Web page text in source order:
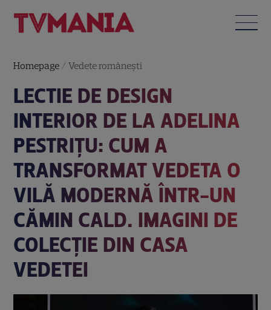
Homepage /Vedete româneşti
LECTIE DE DESIGN
INTERIOR DE LA ADELINA
PESTRIȚU: CUM A
TRANSFORMAT VEDETA O
VILĂ MODERNĂ ÎNTR-UN
CĂMIN CALD. IMAGINI DE
COLECȚIE DIN CASA
VEDETEI